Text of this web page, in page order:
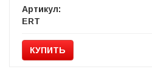
Артикул:
ERT
КУПИТЬ